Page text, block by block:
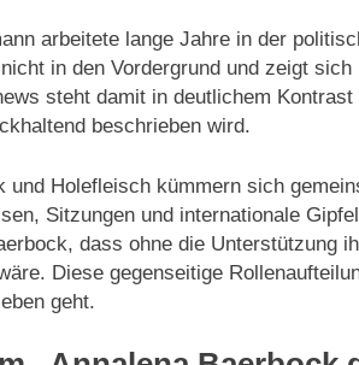
arbeitete lange Jahre in der
in den Vordergrund und zeigt
steht damit in deutlichem
beschrieben wird.
und Holefleisch kümmern sich
Sitzungen und internationale
dass ohne die Unterstützung
Diese gegenseitige
geht.